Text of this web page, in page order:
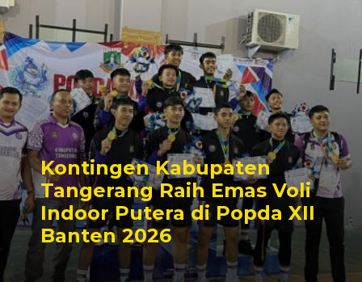
Kontingen Kabupaten
Tangerang Raih Emas Voli
Indoor Putera di Popda XII
Banten 2026